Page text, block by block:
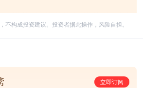
不构成投资建议。投资者据此操作，风险自担。
立即订阅